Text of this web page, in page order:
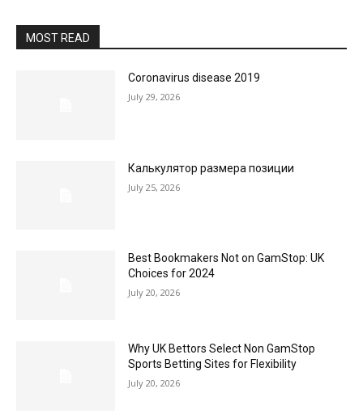
MOST READ
Coronavirus disease 2019
July 29, 2026
Калькулятор размера позиции
July 25, 2026
Best Bookmakers Not on GamStop: UK
Choices for 2024
July 20, 2026
Why UK Bettors Select Non GamStop
Sports Betting Sites for Flexibility
July 20, 2026